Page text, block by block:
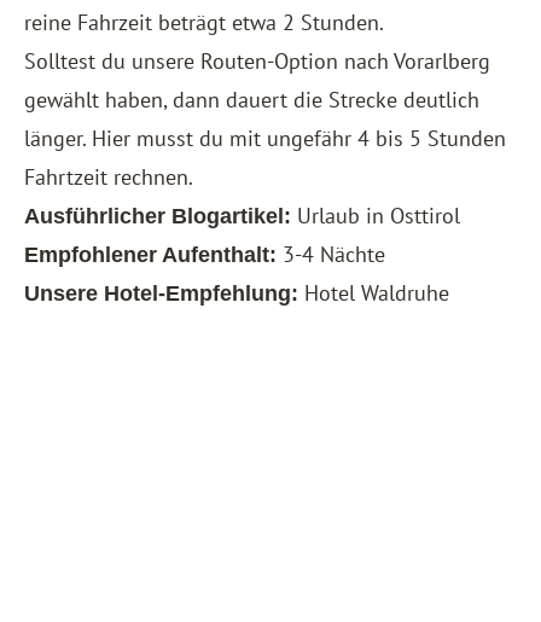
reine Fahrzeit beträgt etwa 2 Stunden.
Solltest du unsere Routen-Option nach Vorarlberg
gewählt haben, dann dauert die Strecke deutlich
länger. Hier musst du mit ungefähr 4 bis 5 Stunden
Fahrtzeit rechnen.
Ausführlicher Blogartikel: Urlaub in Osttirol
Empfohlener Aufenthalt: 3-4 Nächte
Unsere Hotel-Empfehlung: Hotel Waldruhe